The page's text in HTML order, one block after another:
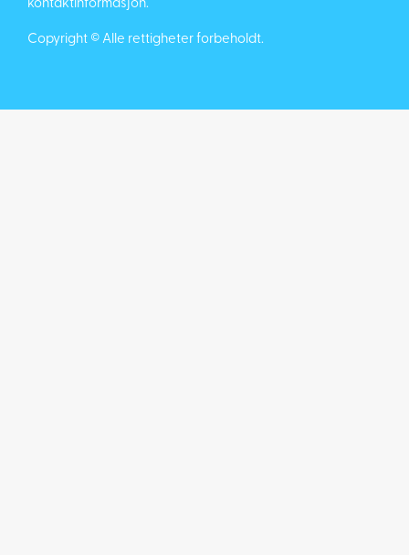
kontaktinformasjon.
Copyright © Alle rettigheter forbeholdt.